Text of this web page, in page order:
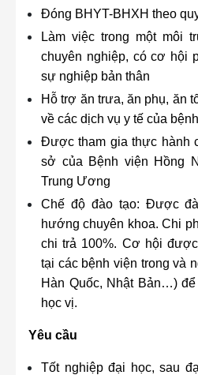
Đóng BHYT-BHXH theo
Làm việc trong một môi
chuyên nghiệp, có cơ hội
sự nghiệp bản thân
Hỗ trợ ăn trưa, ăn phụ, ăn
về các dịch vụ y tế của
Được tham gia thực hành
sở của Bệnh viện Hồng
Trung Ương
Chế độ đào tạo: Được
hướng chuyên khoa. Chi
chi trả 100%. Cơ hội
tại các bệnh viện trong và
Hàn Quốc, Nhật Bản…)
học vị.
Yêu cầu
Tốt nghiệp đại học, sau